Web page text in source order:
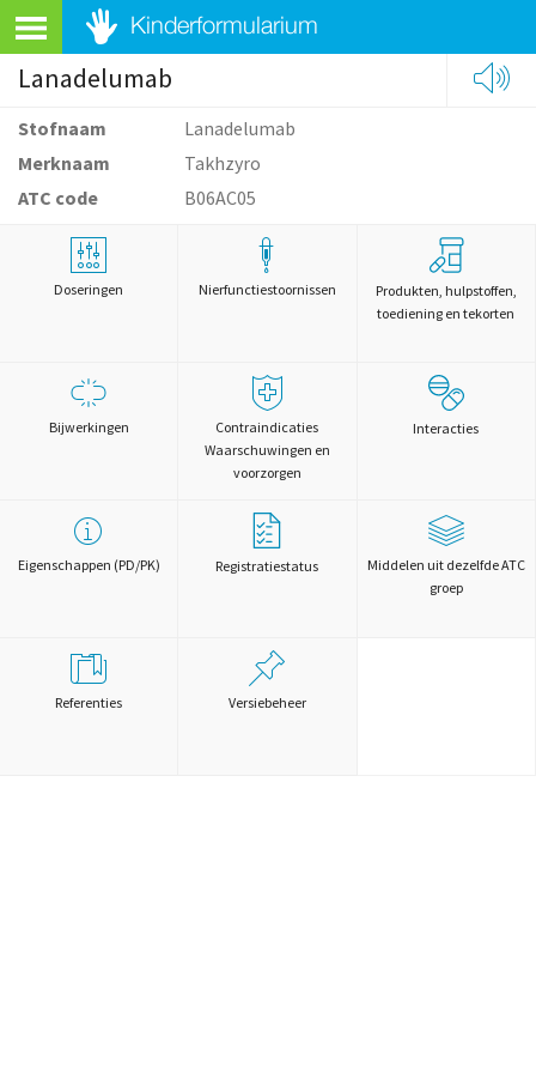
Lanadelumab
Stofnaam
Lanadelumab
Merknaam
Takhzyro
ATC code
B06AC05
Doseringen Nierfunctiestoornissen
Produkten, hulpstoffen,
toediening en tekorten
Bijwerkingen
Contraindicaties
Waarschuwingen en
voorzorgen
Interacties
Eigenschappen (PD/PK) Registratiestatus
Middelen uit dezelfde ATC
groep
Referenties Versiebeheer